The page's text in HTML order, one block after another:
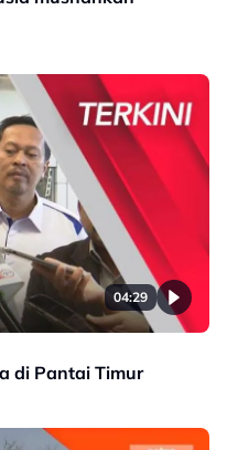
04:29
di Pantai Timur